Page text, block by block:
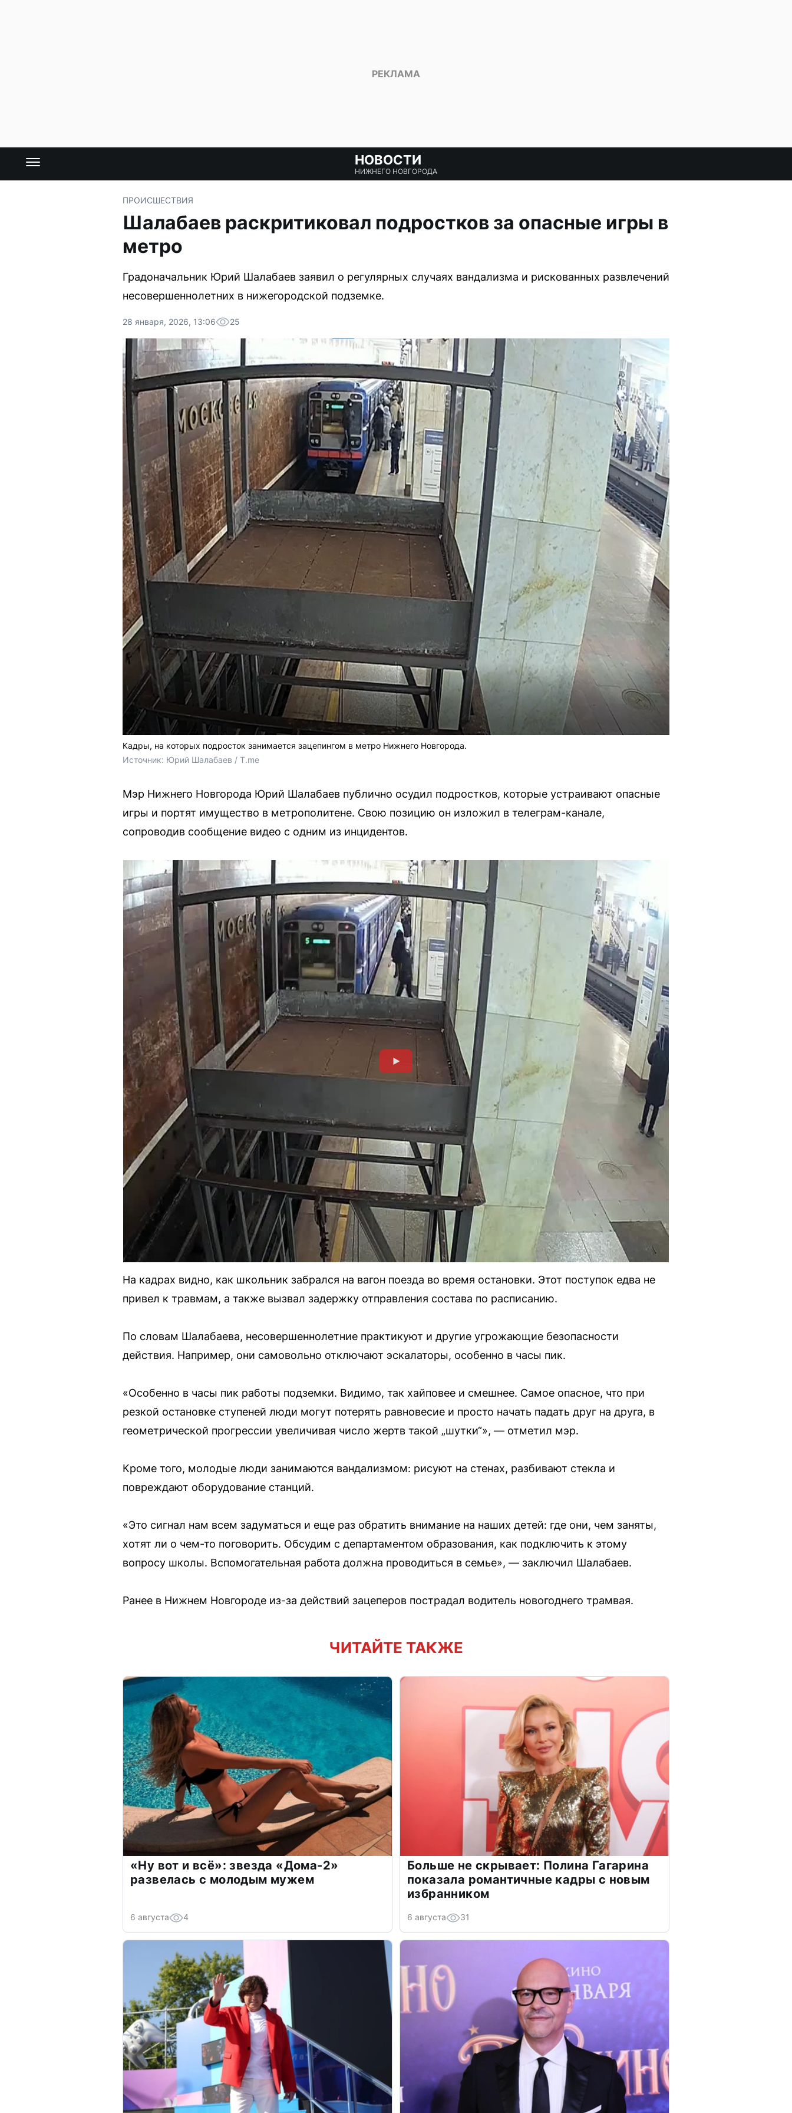
НОВОСТИ
НИЖНЕГО НОВГОРОДА
ПРОИСШЕСТВИЯ
Шалабаев раскритиковал подростков за опасные игры в
метро
Градоначальник Юрий Шалабаев заявил о регулярных случаях вандализма и рискованных развлечений
несовершеннолетних в нижегородской подземке.
28 января, 2026, 13:06 25
Кадры, на которых подросток занимается зацепингом в метро Нижнего Новгорода.
Источник: Юрий Шалабаев / T.me
Мэр Нижнего Новгорода Юрий Шалабаев публично осудил подростков, которые устраивают опасные
игры и портят имущество в метрополитене. Свою позицию он изложил в телеграм-канале,
сопроводив сообщение видео с одним из инцидентов.
На кадрах видно, как школьник забрался на вагон поезда во время остановки. Этот поступок едва не
привел к травмам, а также вызвал задержку отправления состава по расписанию.
По словам Шалабаева, несовершеннолетние практикуют и другие угрожающие безопасности
действия. Например, они самовольно отключают эскалаторы, особенно в часы пик.
«Особенно в часы пик работы подземки. Видимо, так хайповее и смешнее. Самое опасное, что при
резкой остановке ступеней люди могут потерять равновесие и просто начать падать друг на друга, в
геометрической прогрессии увеличивая число жертв такой „шутки“», — отметил мэр.
Кроме того, молодые люди занимаются вандализмом: рисуют на стенах, разбивают стекла и
повреждают оборудование станций.
«Это сигнал нам всем задуматься и еще раз обратить внимание на наших детей: где они, чем заняты,
хотят ли о чем-то поговорить. Обсудим с департаментом образования, как подключить к этому
вопросу школы. Вспомогательная работа должна проводиться в семье», — заключил Шалабаев.
Ранее в Нижнем Новгороде из-за действий зацеперов пострадал водитель новогоднего трамвая.
ЧИТАЙТЕ ТАКЖЕ
«Ну вот и всё»: звезда «Дома-2»
развелась с молодым мужем
6 августа 4
Больше не скрывает: Полина Гагарина
показала романтичные кадры с новым
избранником
6 августа 31